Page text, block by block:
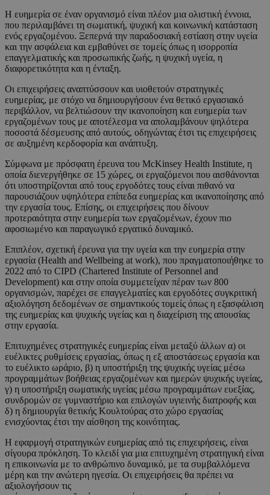
Η ευημερία σε έναν οργανισμό είναι πλέον μια ολιστική έννοια,
που περιλαμβάνει τη σωματική, ψυχική και κοινωνική κατάσταση
ενός εργαζομένου. Ξεπερνά την παραδοσιακή εστίαση στην υγεία
και την ασφάλεια και εμβαθύνει σε τομείς όπως η ισορροπία
επαγγελματικής και προσωπικής ζωής, η ψυχική υγεία, η
διαφορετικότητα και η ένταξη.
Οι επιχειρήσεις αναπτύσσουν και υιοθετούν στρατηγικές
ευημερίας, με στόχο να δημιουργήσουν ένα θετικό εργασιακό
περιβάλλον, να βελτιώσουν την ικανοποίηση και ευημερία των
εργαζομένων τους με αποτέλεσμα να απολαμβάνουν ψηλότερα
ποσοστά δέσμευσης από αυτούς, οδηγώντας έτσι τις επιχειρήσεις
σε αυξημένη κερδοφορία και ανάπτυξη.
Σύμφωνα με πρόσφατη έρευνα του McKinsey Health Institute, η
οποία διενεργήθηκε σε 15 χώρες, οι εργαζόμενοι που αισθάνονται
ότι υποστηρίζονται από τους εργοδότες τους είναι πιθανό να
παρουσιάζουν υψηλότερα επίπεδα ευημερίας και ικανοποίησης από
την εργασία τους. Επίσης, οι επιχειρήσεις που δίνουν
προτεραιότητα στην ευημερία των εργαζομένων, έχουν πιο
αφοσιωμένο και παραγωγικό εργατικό δυναμικό.
Επιπλέον, σχετική έρευνα για την υγεία και την ευημερία στην
εργασία (Health and Wellbeing at work), που πραγματοποιήθηκε το
2022 από το CIPD (Chartered Institute of Personnel and
Development) και στην οποία συμμετείχαν πέραν των 800
οργανισμών, παρέχει σε επαγγελματίες και εργοδότες συγκριτική
αξιολόγηση δεδομένων σε σημαντικούς τομείς όπως η εξασφάλιση
της ευημερίας και ψυχικής υγείας και η διαχείριση της απουσίας
στην εργασία.
Επιτυχημένες στρατηγικές ευημερίας είναι μεταξύ άλλων α) οι
ευέλικτες ρυθμίσεις εργασίας, όπως η εξ αποστάσεως εργασία και
το ευέλικτο ωράριο, β) η υποστήριξη της ψυχικής υγείας μέσω
προγραμμάτων βοήθειας εργαζομένων και ημερών ψυχικής υγείας,
γ) η υποστήριξη σωματικής υγείας μέσω προγραμμάτων ευεξίας,
συνδρομών σε γυμναστήριο και επιλογών υγιεινής διατροφής και
δ) η δημιουργία θετικής Κουλτούρας στο χώρο εργασίας
ενισχύοντας έτσι την αίσθηση της κοινότητας.
Η εφαρμογή στρατηγικών ευημερίας από τις επιχειρήσεις, είναι
σίγουρα πρόκληση. Το κλειδί για μια επιτυχημένη στρατηγική είναι
η επικοινωνία με το ανθρώπινο δυναμικό, με τα συμβαλλόμενα
μέρη και την ανώτερη ηγεσία. Οι επιχειρήσεις θα πρέπει να
αξιολογήσουν τις